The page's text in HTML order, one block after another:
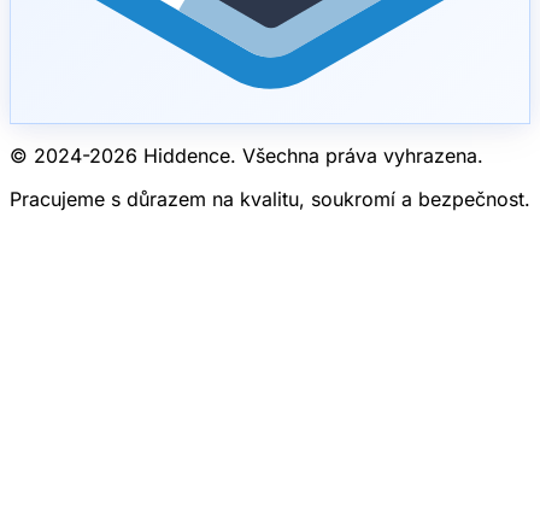
© 2024-2026 Hiddence. Všechna práva vyhrazena.
Pracujeme s důrazem na kvalitu, soukromí a bezpečnost.